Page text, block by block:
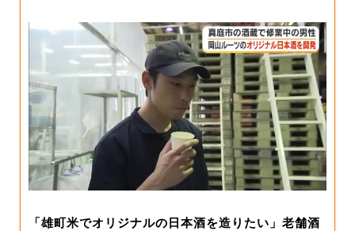
「雄町米でオリジナルの日本酒を造りたい」老舗酒